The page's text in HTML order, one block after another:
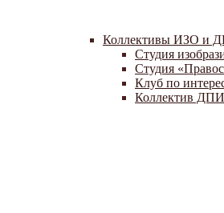
Коллективы ИЗО и
Студия
Студия
Клуб по
Коллектив ДПИ